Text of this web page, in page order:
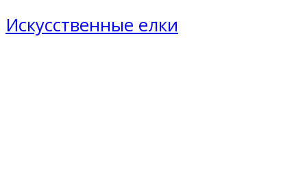
Искусственные елки